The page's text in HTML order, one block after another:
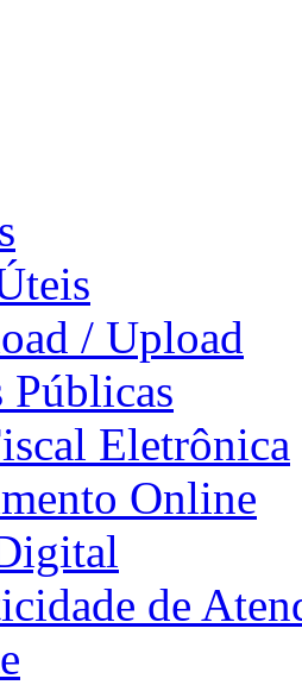
/ Upload
Públicas
Eletrônica
Online
de